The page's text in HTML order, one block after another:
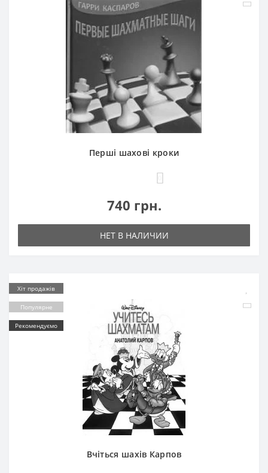
Перші шахові кроки
740 грн.
НЕТ В НАЛИЧИИ
Хіт продажів
Популярне
Рекомендуємо
Вчіться шахів Карпов